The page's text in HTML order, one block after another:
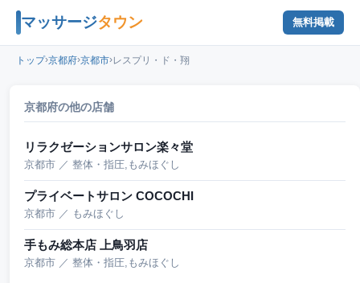
マッサージタウン 無料掲載
トップ›京都府›京都市›レスプリ・ド・翔
京都府の他の店舗
リラクゼーションサロン楽々堂
京都市 ／ 整体・指圧,もみほぐし
プライベートサロン COCOCHI
京都市 ／ もみほぐし
手もみ総本店 上鳥羽店
京都市 ／ 整体・指圧,もみほぐし